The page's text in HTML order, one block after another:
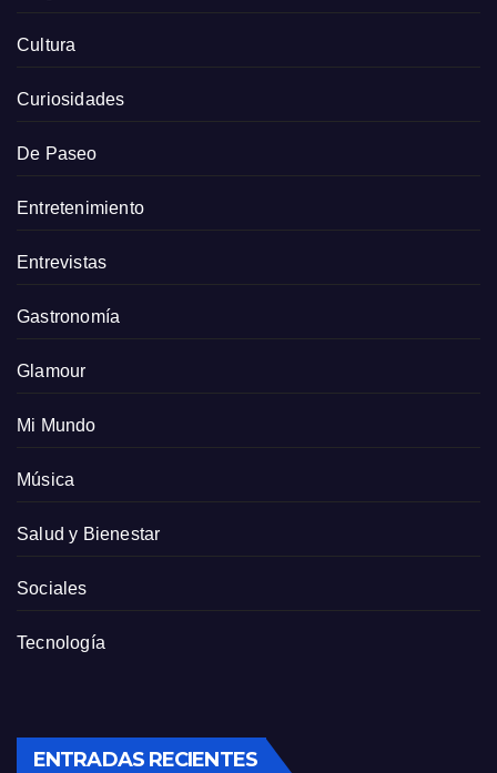
Cultura
Curiosidades
De Paseo
Entretenimiento
Entrevistas
Gastronomía
Glamour
Mi Mundo
Música
Salud y Bienestar
Sociales
Tecnología
ENTRADAS RECIENTES